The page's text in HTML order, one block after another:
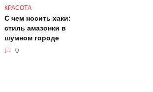
КРАСОТА
С чем носить хаки:
стиль амазонки в
шумном городе
0